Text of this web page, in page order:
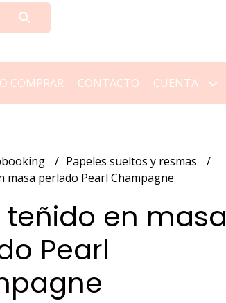
COMPRAR CONTACTO CUENTA
Papeles sueltos y resmas
masa perlado Pearl Champagne
teñido en masa
Pearl